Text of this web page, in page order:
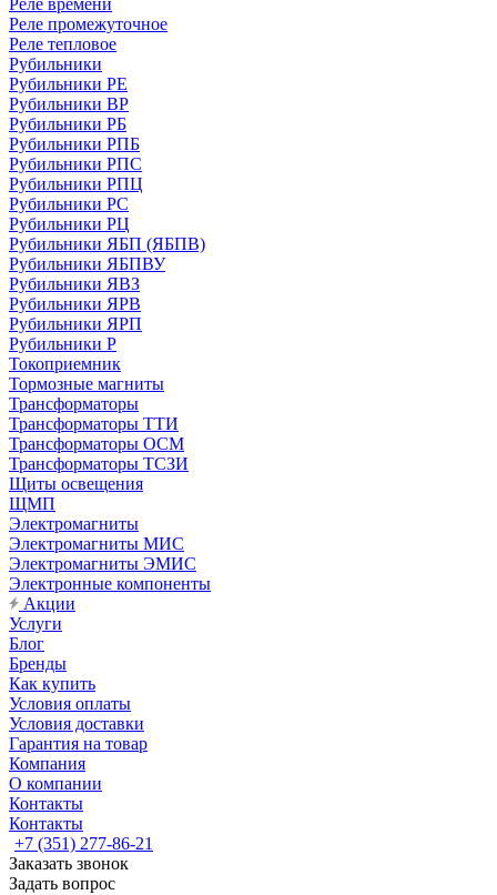
Реле времени
Реле промежуточное
Реле тепловое
Рубильники
Рубильники РЕ
Рубильники ВР
Рубильники РБ
Рубильники РПБ
Рубильники РПС
Рубильники РПЦ
Рубильники РС
Рубильники РЦ
Рубильники ЯБП (ЯБПВ)
Рубильники ЯБПВУ
Рубильники ЯВЗ
Рубильники ЯРВ
Рубильники ЯРП
Рубильники Р
Токоприемник
Тормозные магниты
Трансформаторы
Трансформаторы ТТИ
Трансформаторы ОСМ
Трансформаторы ТСЗИ
Щиты освещения
ЩМП
Электромагниты
Электромагниты МИС
Электромагниты ЭМИС
Электронные компоненты
Акции
Услуги
Блог
Бренды
Как купить
Условия оплаты
Условия доставки
Гарантия на товар
Компания
О компании
Контакты
Контакты
+7 (351) 277-86-21
Заказать звонок
Задать вопрос